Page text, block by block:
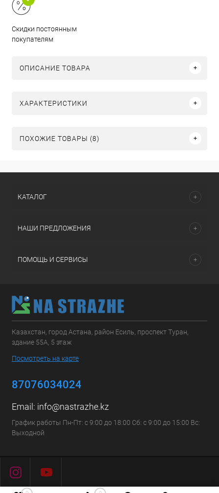
Скидки постоянным
покупателям
ОПИСАНИЕ ТОВАРА
ХАРАКТЕРИСТИКИ
ПОХОЖИЕ ТОВАРЫ (8)
КАТАЛОГ
НАШИ ПРЕДЛОЖЕНИЯ
ПОМОЩЬ И СЕРВИСЫ
Казахстан, город Астана, район Есиль, проспект Туран,
здание 55А, 5 этаж
Посмотреть на карте
87076034024
Email: info@nastrazhe.kz
График работы Пн-Пт: с 9:00 до 18:00 Сб: с 9:00 до 15:00 Вс:
Выходной